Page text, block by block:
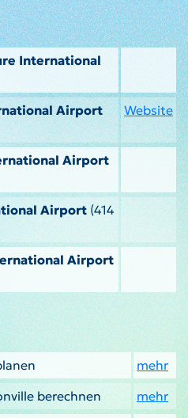
International
Airport
Website
Airport
Airport (414
Airport
mehr
berechnen
mehr